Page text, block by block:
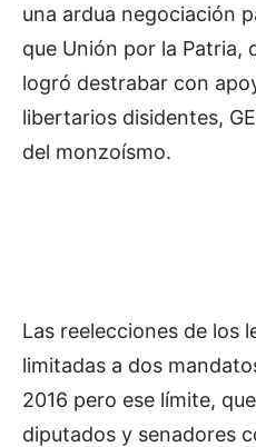
una ardua negociación
que Unión por la Patria,
logró destrabar con
libertarios disidentes,
del monzoísmo.
Las reelecciones de los
limitadas a dos
2016 pero ese límite,
diputados y senadores